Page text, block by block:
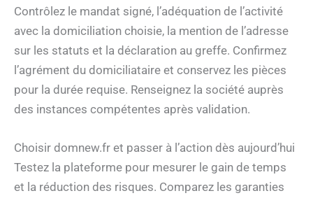
Contrôlez le mandat signé, l’adéquation de l’activité
avec la domiciliation choisie, la mention de l’adresse
sur les statuts et la déclaration au greffe. Confirmez
l’agrément du domiciliataire et conservez les pièces
pour la durée requise. Renseignez la société auprès
des instances compétentes après validation.
Choisir domnew.fr et passer à l’action dès aujourd’hui
Testez la plateforme pour mesurer le gain de temps
et la réduction des risques. Comparez les garanties